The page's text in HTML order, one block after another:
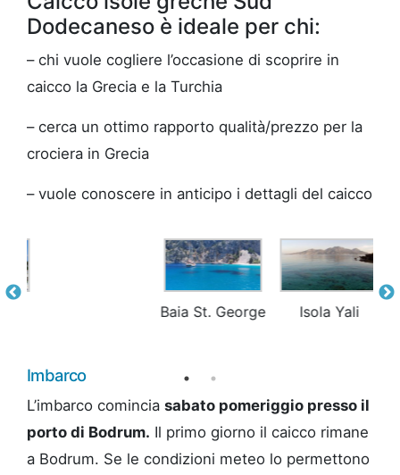
Dodecaneso è ideale per chi:
– chi vuole cogliere l’occasione di scoprire in
caicco la Grecia e la Turchia
– cerca un ottimo rapporto qualità/prezzo per la
crociera in Grecia
– vuole conoscere in anticipo i dettagli del caicco
Isola Yali
Case colorate a
Imbarco
L’imbarco comincia sabato pomeriggio presso il
porto di Bodrum. Il primo giorno il caicco rimane
a Bodrum. Se le condizioni meteo lo permettono